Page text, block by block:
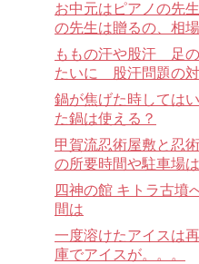
お中元はピアノの先
の先生は贈るの、相
ももの汗や股汗 足
たいに 股汗問題の対
鍋が焦げた時しては
た鍋は使える？
甲賀流忍術屋敷と忍
の所要時間や駐車場は
四神の館 キトラ古
間は
一度溶けたアイスは
庫でアイスが。。。